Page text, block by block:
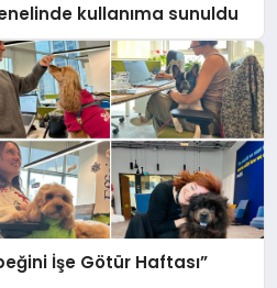
kullanıma sunuldu
İşe Götür Haftası”